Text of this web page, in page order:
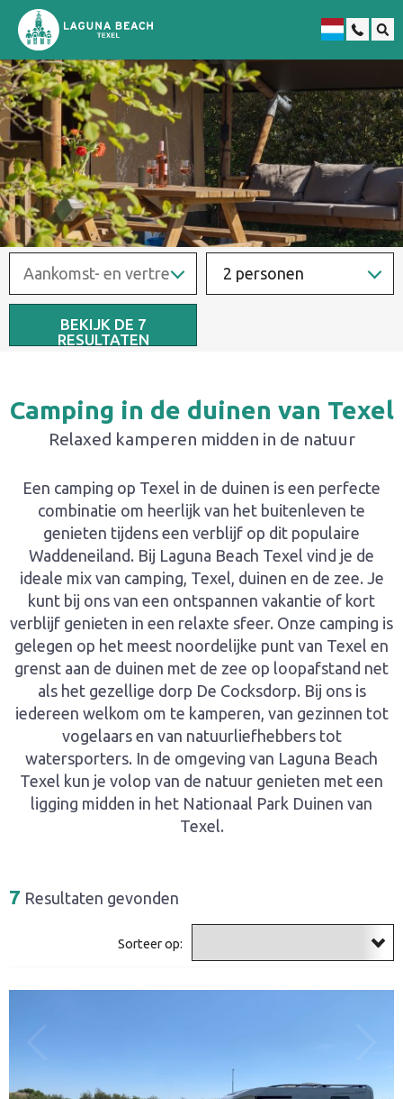
2 personen
BEKIJK DE 7
RESULTATEN
Camping in de duinen van Texel
Relaxed kamperen midden in de natuur
Een camping op Texel in de duinen is een perfecte
combinatie om heerlijk van het buitenleven te
genieten tijdens een verblijf op dit populaire
Waddeneiland. Bij Laguna Beach Texel vind je de
ideale mix van camping, Texel, duinen en de zee. Je
kunt bij ons van een ontspannen vakantie of kort
verblijf genieten in een relaxte sfeer. Onze camping is
gelegen op het meest noordelijke punt van Texel en
grenst aan de duinen met de zee op loopafstand net
als het gezellige dorp De Cocksdorp. Bij ons is
iedereen welkom om te kamperen, van gezinnen tot
vogelaars en van natuurliefhebbers tot
watersporters. In de omgeving van Laguna Beach
Texel kun je volop van de natuur genieten met een
ligging midden in het Nationaal Park Duinen van
Texel.
7 Resultaten gevonden
Sorteer op: